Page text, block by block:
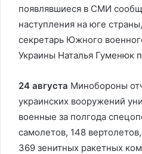
появлявшиеся в СМИ
наступления на юге
секретарь Южного
Украины Наталья Гуменюк
24 августа Минобороны
украинских вооружений
военные за полгода
самолетов, 148
369 зенитных ракетных